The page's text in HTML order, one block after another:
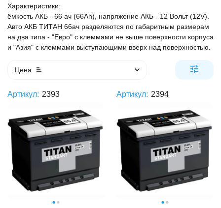
Характеристики:
ёмкость АКБ - 66 ач (66Ah), напряжение АКБ - 12 Вольт (12V).
Авто АКБ ТИТАН 66ач разделяются по габаритным размерам
на два типа - "Евро" с клеммами не выше поверхности корпуса
и "Азия" с клеммами выступающими вверх над поверхностью.
Цена
Артикул: 2393 Артикул: 2394